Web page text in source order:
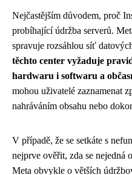
Nejčastějším důvodem, proč
probíhající údržba serverů.
spravuje rozsáhlou síť
těchto center vyžaduje
hardwaru i softwaru a
mohou uživatelé zaznamenat
nahráváním obsahu nebo
V případě, že se setkáte s
nejprve ověřit, zda se nejedná
Meta obvykle o větších